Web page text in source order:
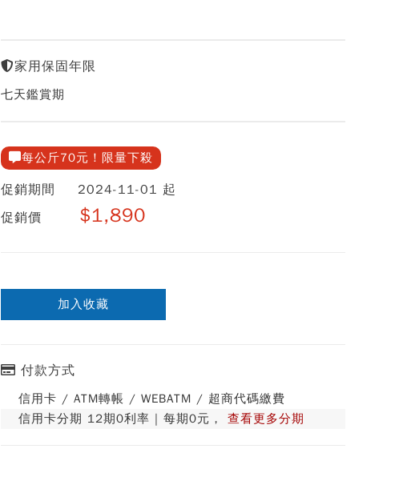
家用保固年限
七天鑑賞期
每公斤70元！限量下殺
促銷期間
2024-11-01 起
促銷價
$1,890
加入收藏
付款方式
信用卡 / ATM轉帳 / WEBATM / 超商代碼繳費
信用卡分期 12期0利率 | 每期0元， 查看更多分期